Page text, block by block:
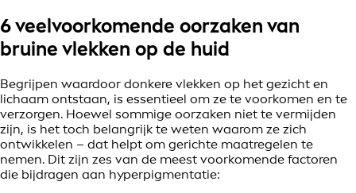
6 veelvoorkomende oorzaken van
bruine vlekken op de huid
Begrijpen waardoor donkere vlekken op het gezicht en
lichaam ontstaan, is essentieel om ze te voorkomen en te
verzorgen. Hoewel sommige oorzaken niet te vermijden
zijn, is het toch belangrijk te weten waarom ze zich
ontwikkelen – dat helpt om gerichte maatregelen te
nemen. Dit zijn zes van de meest voorkomende factoren
die bijdragen aan hyperpigmentatie: